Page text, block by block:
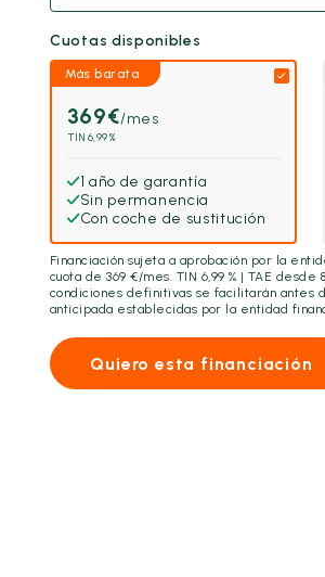
Cuotas disponibles
Más barata
369€/mes
TIN 6,99%
1 año de garantía
Sin permanencia
Con coche de sustitución
Financiación sujeta a aprobación por la
cuota de369 €/mes. TIN 6,99 % | TAE desde
condiciones definitivas se facilitarán antes
anticipada establecidas por la entidad
Quiero esta financiación